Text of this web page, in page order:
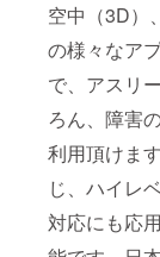
空中（3D）
の様々なア
で、アスリ
ろん、障害
利用頂けま
じ、ハイレ
対応にも応